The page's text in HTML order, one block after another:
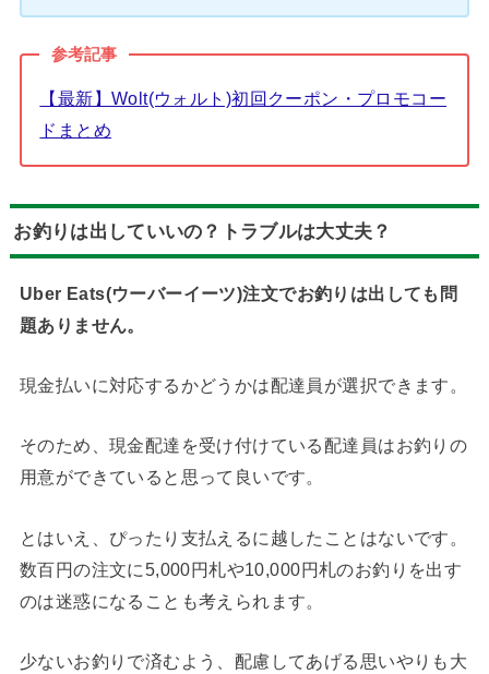
参考記事
【最新】Wolt(ウォルト)初回クーポン・プロモコー
ドまとめ
お釣りは出していいの？トラブルは大丈夫？
Uber Eats(ウーバーイーツ)注文でお釣りは出しても問
題ありません。
現金払いに対応するかどうかは配達員が選択できます。
そのため、現金配達を受け付けている配達員はお釣りの
用意ができていると思って良いです。
とはいえ、ぴったり支払えるに越したことはないです。
数百円の注文に5,000円札や10,000円札のお釣りを出す
のは迷惑になることも考えられます。
少ないお釣りで済むよう、配慮してあげる思いやりも大